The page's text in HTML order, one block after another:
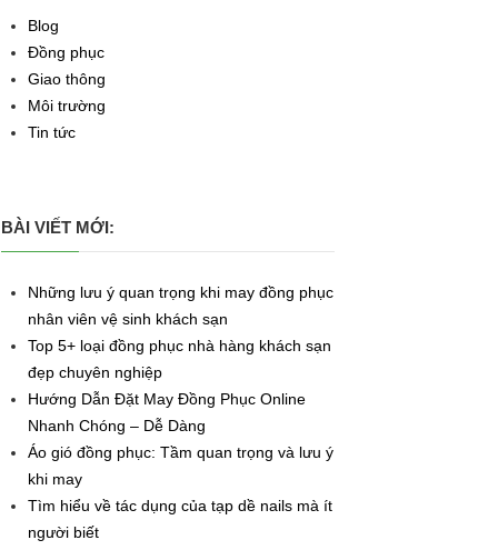
Blog
Đồng phục
Giao thông
Môi trường
Tin tức
BÀI VIẾT MỚI:
Những lưu ý quan trọng khi may đồng phục
nhân viên vệ sinh khách sạn
Top 5+ loại đồng phục nhà hàng khách sạn
đẹp chuyên nghiệp
Hướng Dẫn Đặt May Đồng Phục Online
Nhanh Chóng – Dễ Dàng
Áo gió đồng phục: Tầm quan trọng và lưu ý
khi may
Tìm hiểu về tác dụng của tạp dề nails mà ít
người biết